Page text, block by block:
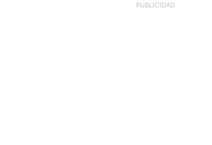
PUBLICIDAD